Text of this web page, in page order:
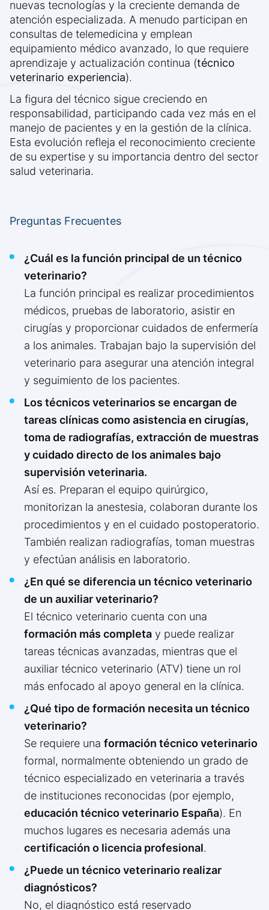
nuevas tecnologías y la creciente demanda de
atención especializada. A menudo participan en
consultas de telemedicina y emplean
equipamiento médico avanzado, lo que requiere
aprendizaje y actualización continua (técnico
veterinario experiencia).
La figura del técnico sigue creciendo en
responsabilidad, participando cada vez más en el
manejo de pacientes y en la gestión de la clínica.
Esta evolución refleja el reconocimiento creciente
de su expertise y su importancia dentro del sector
salud veterinaria.
Preguntas Frecuentes
¿Cuál es la función principal de un técnico
veterinario?
La función principal es realizar procedimientos
médicos, pruebas de laboratorio, asistir en
cirugías y proporcionar cuidados de enfermería
a los animales. Trabajan bajo la supervisión del
veterinario para asegurar una atención integral
y seguimiento de los pacientes.
Los técnicos veterinarios se encargan de
tareas clínicas como asistencia en cirugías,
toma de radiografías, extracción de muestras
y cuidado directo de los animales bajo
supervisión veterinaria.
Así es. Preparan el equipo quirúrgico,
monitorizan la anestesia, colaboran durante los
procedimientos y en el cuidado postoperatorio.
También realizan radiografías, toman muestras
y efectúan análisis en laboratorio.
¿En qué se diferencia un técnico veterinario
de un auxiliar veterinario?
El técnico veterinario cuenta con una
formación más completa y puede realizar
tareas técnicas avanzadas, mientras que el
auxiliar técnico veterinario (ATV) tiene un rol
más enfocado al apoyo general en la clínica.
¿Qué tipo de formación necesita un técnico
veterinario?
Se requiere una formación técnico veterinario
formal, normalmente obteniendo un grado de
técnico especializado en veterinaria a través
de instituciones reconocidas (por ejemplo,
educación técnico veterinario España). En
muchos lugares es necesaria además una
certificación o licencia profesional.
¿Puede un técnico veterinario realizar
diagnósticos?
No, el diagnóstico está reservado